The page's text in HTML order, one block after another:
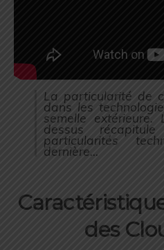
La particularité de
dans les
semelle
dessus
particularités
dernière…
des